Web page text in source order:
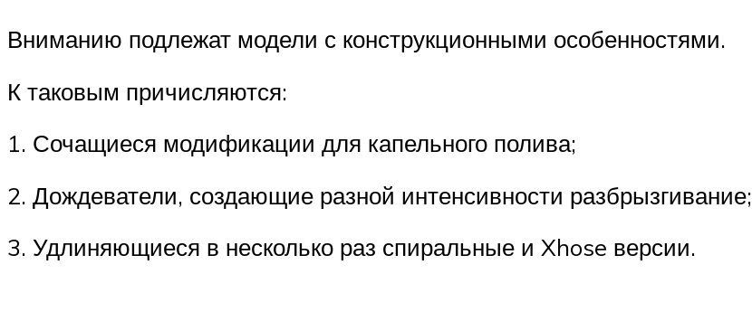
Вниманию подлежат модели с конструкционными особенностями.
К таковым причисляются:
1. Сочащиеся модификации для капельного полива;
2. Дождеватели, создающие разной интенсивности разбрызгивание;
3. Удлиняющиеся в несколько раз спиральные и Xhose версии.